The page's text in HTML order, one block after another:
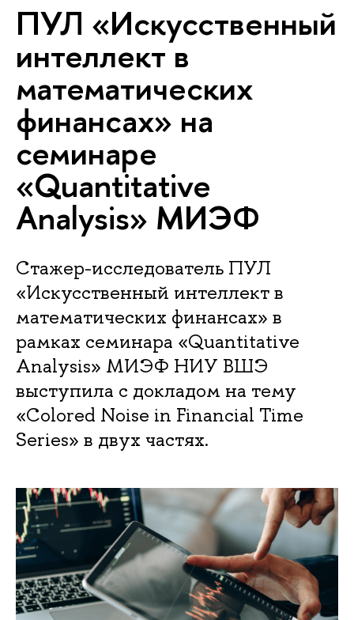
ПУЛ «Искусственный
интеллект в
математических
финансах» на
семинаре
«Quantitative
Analysis» МИЭФ
Стажер-исследователь ПУЛ
«Искусственный интеллект в
математических финансах» в
рамках семинара «Quantitative
Analysis» МИЭФ НИУ ВШЭ
выступила с докладом на тему
«Colored Noise in Financial Time
Series» в двух частях.